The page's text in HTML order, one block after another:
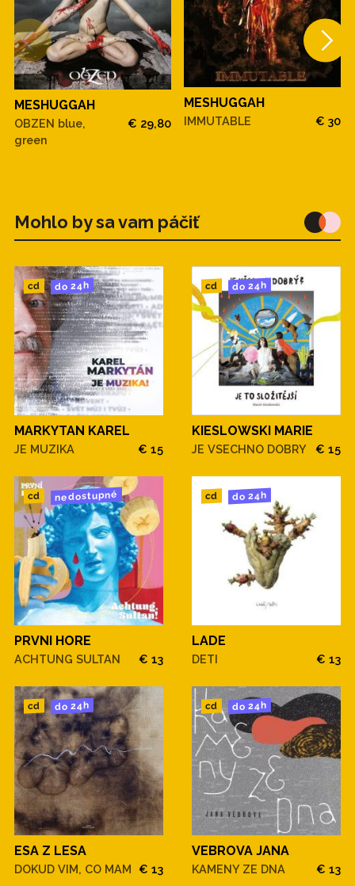
MESHUGGAH
OBZEN blue,
green
€ 29,80
MESHUGGAH
IMMUTABLE € 30
Mohlo by sa vam páčiť
cd do 24h
MARKYTAN KAREL
JE MUZIKA € 15
cd do 24h
KIESLOWSKI MARIE
JE VSECHNO DOBRY € 15
cd nedostupné
PRVNI HORE
ACHTUNG SULTAN € 13
cd do 24h
LADE
DETI € 13
cd do 24h
ESA Z LESA
DOKUD VIM, CO MAM € 13
cd do 24h
VEBROVA JANA
KAMENY ZE DNA € 13